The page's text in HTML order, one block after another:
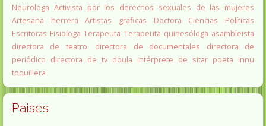
Neurologa Activista por los derechos sexuales de las mujeres
Artesana herrera
Artistas graficas
Doctora Ciencias Políticas
Escritoras Fisiologa Terapeuta Terapeuta quinesóloga asambleista
directora de teatro.
directora de documentales
directora de
periódico directora de tv doula intérprete de sitar poeta Innu
toquillera
Paises